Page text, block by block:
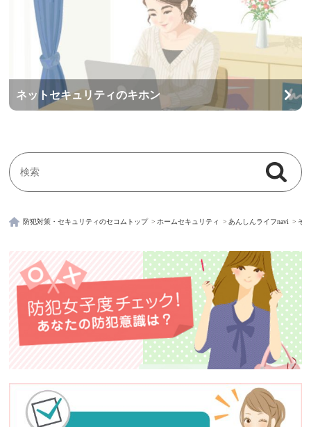
検索キーワード入力
検索
ネットセキュリティのキホン
防犯対策・セキュリティのセコムトップ ホームセキュリティ あんしんライフnavi そ